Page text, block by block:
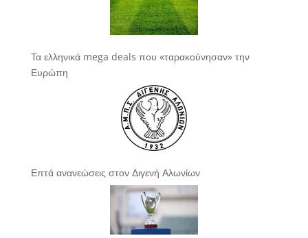
Τα ελληνικά mega deals που «ταρακούνησαν» την
Ευρώπη
Επτά ανανεώσεις στον Διγενή Αλωνίων